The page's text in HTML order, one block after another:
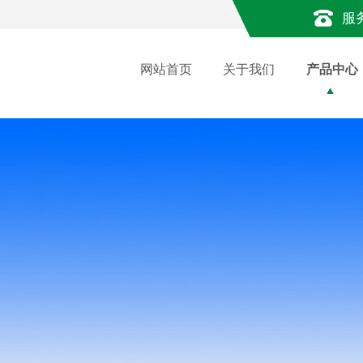
服
网站首页 关于我们 产品中心